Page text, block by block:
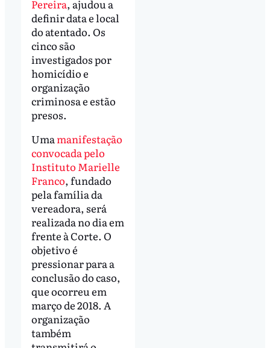
Pereira, ajudou a
definir data e local
do atentado. Os
cinco são
investigados por
homicídio e
organização
criminosa e estão
presos.
Umamanifestação
convocada pelo
Instituto Marielle
Franco, fundado
pela família da
vereadora, será
realizada no dia em
frente à Corte. O
objetivo é
pressionar para a
conclusão do caso,
que ocorreu em
março de 2018. A
organização
também